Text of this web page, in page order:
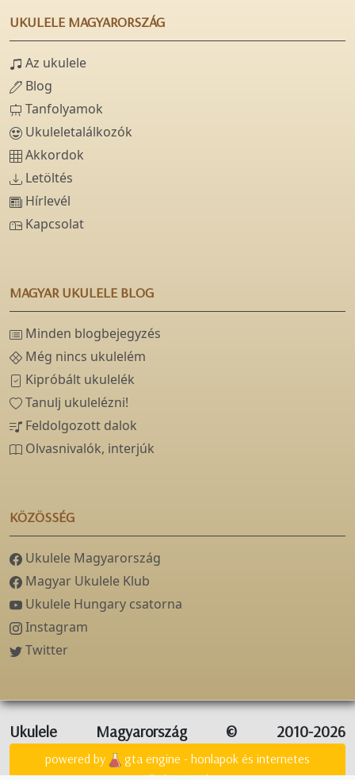
UKULELE MAGYARORSZÁG
Az ukulele
Blog
Tanfolyamok
Ukuleletalálkozók
Akkordok
Letöltés
Hírlevél
Kapcsolat
MAGYAR UKULELE BLOG
Minden blogbejegyzés
Még nincs ukulelém
Kipróbált ukulelék
Tanulj ukulelézni!
Feldolgozott dalok
Olvasnivalók, interjúk
KÖZÖSSÉG
Ukulele Magyarország
Magyar Ukulele Klub
Ukulele Hungary csatorna
Instagram
Twitter
Ukulele Magyarország © 2010-2026
powered by
gta engine - honlapok és internetes